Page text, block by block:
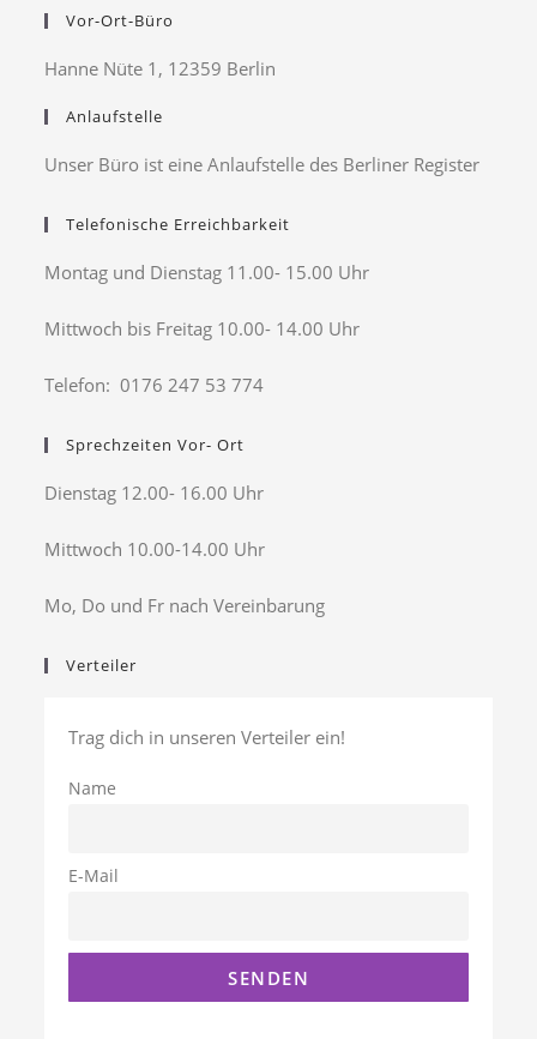
Vor-Ort-Büro
Hanne Nüte 1, 12359 Berlin
Anlaufstelle
Unser Büro ist eine Anlaufstelle des Berliner Register
Telefonische Erreichbarkeit
Montag und Dienstag 11.00- 15.00 Uhr
Mittwoch bis Freitag 10.00- 14.00 Uhr
Telefon: 0176 247 53 774
Sprechzeiten Vor- Ort
Dienstag 12.00- 16.00 Uhr
Mittwoch 10.00-14.00 Uhr
Mo, Do und Fr nach Vereinbarung
Verteiler
Trag dich in unseren Verteiler ein!
Name
E-Mail